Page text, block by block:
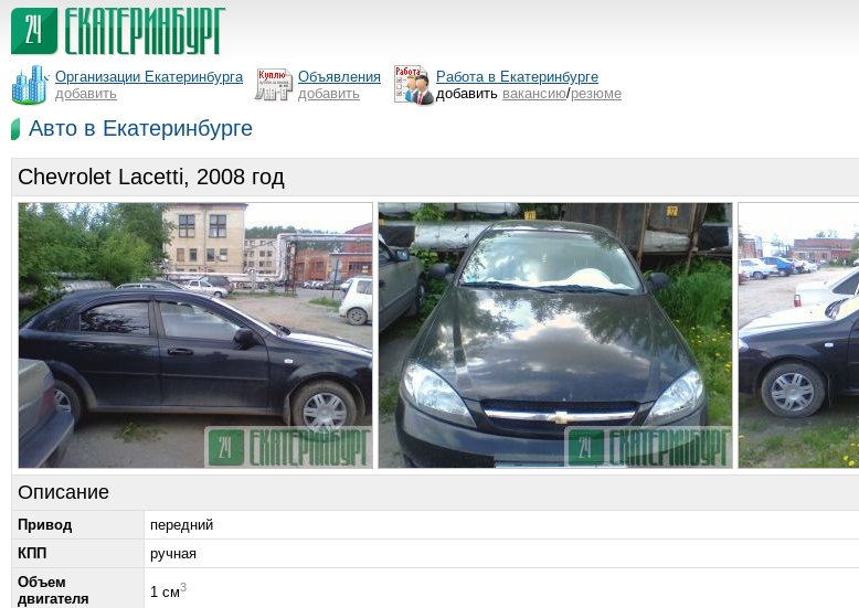
Организации Екатеринбурга
добавить
Объявления
добавить
Работа в Екатеринбурге
добавить вакансию/резюме
Авто в Екатеринбурге
Chevrolet Lacetti, 2008 год
Описание
Привод
передний
КПП
ручная
Объем
двигателя
1 см3